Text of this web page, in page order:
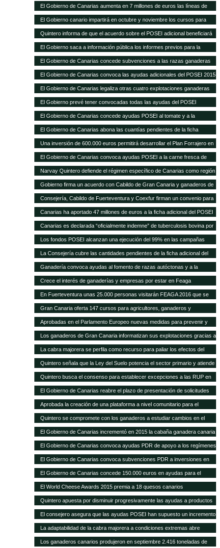
Sanitaria Ganadera por 300.000 euros
El Gobierno de Canarias aumenta en 7 millones de euros las líneas de
ayudas a comercialización y producción agrícola y ganadera
El Gobierno canario impartirá en octubre y noviembre los cursos para
obtener el certificado obligatorio para transporte animal
Quintero informa de que el acuerdo sobre el POSEI adicional beneficiará
a unos 4.800 agricultores y ganaderos de las Islas
El Gobierno saca a información pública los informes previos para la
legalización de otras 28 explotaciones ganaderas
El Gobierno de Canarias concede subvenciones a las razas ganaderas
autóctonas por importe de casi 200.000 euros
El Gobierno de Canarias convoca las ayudas adicionales del POSEI 2015
El Gobierno de Canarias legaliza otras cuatro explotaciones ganaderas
El Gobierno prevé tener convocadas todas las ayudas del POSEI
adicional, excepto 2011, antes de que termine el año
El Gobierno de Canarias concede ayudas POSEI al tomate y a la
industria láctea que emplea leche local por 3,7 millones de euros
El Gobierno de Canarias abona las cuantías pendientes de la ficha
adicional del POSEI 2014
Una inversión de 600.000 euros permitirá desarrollar el Plan Forrajero en
la isla de La Palma
El Gobierno de Canarias convoca ayudas POSEI a la carne fresca de
origen local por 2,28 millones de euros
Narvay Quintero defiende el régimen específico de Canarias como región
ultraperiférica en la estrategia española de negociación de la Política
Agraria Común El consejero de Agricultura del Gobierno de Canarias
participó ayer en Madrid en la Conferencia Sectorial de Agricultura y
Desarrollo Rural
Gobierno firma un acuerdo con Cabildo de Gran Canaria y ganaderos de
la isla para aumentar la producción de forraje para el ganado El consejero
de Agricultura, Ganadería, Pesca y Aguas, Narvay Quintero, explicó que
este plan quiere dar estabilidad a los ganaderos y una mejor alimentación
a la cabaña existente
Consejería, Cabildo de Fuerteventura y Coexfur firman un convenio para
poner en marcha el Plan Forrajero con un presupuesto de 600.000 euros
El consejero de Agricultura, Ganadería, Pesca y Aguas, Narvay Quintero,
explicó que este plan permitirá a los ganaderos de la isla depender menos
de la importación de insumos
Canarias ha aportado 47 millones de euros a la ficha adicional del POSEI
Quintero analiza con el Ministerio la mejor forma de abono de la campaña
2011, después de que se pague la cantidad relativa a 2015
Canarias es declarada “oficialmente indemne” de tuberculosis bovina por
la UE El consejero, Narvay Quintero, y el director de Ganadería, David de
Vera, informaron hoy en rueda de prensa de las actuaciones
desarrolladas por este departamento para alcanzar este logro
Los fondos POSEI alcanzan una ejecución del 99% en las campañas
2014 y 2015 Quintero destaca en el Parlamento que la Consejería de
Agricultura del Gobierno de Canarias ha recibido felicitaciones por parte
de la UE por estas cifras y la positiva repercusión del programa en el
sector primario canario
La Consejería cubre las cantidades pendientes de la ficha adicional del
POSEI de 2014 tras incrementar la dotación presupuestaria propia El
consejero de Agricultura, Ganadería, Pesca y Aguas, Narvay Quintero,
espera que las transferencias acordadas con el Estado se cumplan para
empezar a convocar las ayudas de 2015
Ganadería convoca ayudas al fomento de razas autóctonas y a la
producción y comercialización de productos de la apicultura
Crece el interés de ganaderías y empresas por estar en Feaga
En Fuerteventura unas 25.000 personas visitarán FEAGA 2016 que se
celebra del 21 al 24 de abril
Gran Canaria oferta 147 cursos para agricultores, ganaderos y
pescadores
Aprobadas en el Parlamento Europeo nuevas medidas para prevenir y
frenar las enfermedades animales
Los ganaderos de Gran Canaria informatizan sus explotaciones gracias a
una pionera aplicación gratuita del Cabildo
La cabra majorera se perfila como recurso para paliar los efectos del
cambio climático
Quintero señala que la Ley del Suelo potencia el sector primario y atiende
sus demandas
Quintero busca el consenso para establecer excepciones a las RUP en
los tratados internacionales
El Gobierno de Canarias reabre el plazo de presentación de solicitudes
para acogerse a las subvenciones a inversiones del PDR
Aprobada la creación de una plataforma a nivel comunitario para el
fomento del bienestar animal
Quintero se compromete con los ganaderos a estudiar cambios en el
POSEI
El Gobierno de Canarias incrementó en 2015 la cabaña ganadera canaria
con 1.297 novillas de otras ganaderías, a través de ayudas POSEI
El Gobierno de Canarias convoca ayudas PDR de apoyo a los regímenes
de calidad por valor de 353.000 euros
El Gobierno de Canarias convoca subvenciones PDR a inversiones en
explotaciones agrarias por 11 millones de euros
El Gobierno de Canarias concede 150.000 euros en ayudas para el
fomento de razas ganaderas autóctonas
El World Cheese Awards 2015 premia a 18 quesos canarios
Quintero apuesta por disminuir progresivamente las ayudas a productos
importados en favor de las producciones locales
El consejero asegura que las ayudas POSEI han supuesto un incremento
del empleo y del asociacionismo
La adaptabilidad de la cabra majorera a condiciones extremas abre
nuevas vías de intercambio para el caprino canario
Los ganaderos canarios produjeron en septiembre 2.416 toneladas de